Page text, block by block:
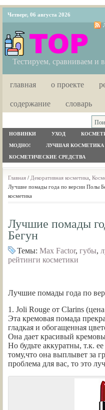
Четверг, 06 августа 2026
Тестируем, сравниваем
главная о проекте
содержание
словарь
НОВИНКИ УХОД
МОДНО! ЛУЧШАЯ КОСМЕТИКА
КОСМЕТИЧЕСКИЕ СРЕДСТВА
Главная / Декоративная косметика
Лучшие помады года по версии Полы
косметика
Лучшие помады
Бегун
Темы: Max Factor, губы,
рейтинги косметики
Лучшие помады года по
1. Joli Rouge от Clarins
Эта кремовая помада
гладкая и обогащенная
Она дает красивый
Но будьте аккуратны, т.к.
тому,что она выплывет за
проблема для вас, то это